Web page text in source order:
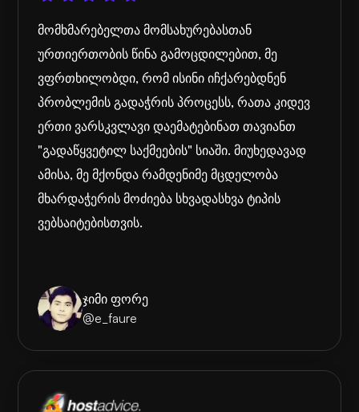
მომხმარებელთა მომსახურებასთან
ურთიერთობის წინა გამოცდილებით, მე
ვფრთხილობდი, რომ ისინი იჩქარებდნენ
პრობლემის გადაჭრის პროცესს, რათა კიდევ
ერთი ვარსკვლავი დაემატებინათ თავიანთ
"გადაწყვეტილ საქმეების" სიაში. მიუხედავად
ამისა, მე მქონდა რამდენიმე მცდელობა
მხარდაჭერის მოძიება სხვადასხვა ტიპის
ვებსაიტებისთვის.
ჯიმი ფორე
@e_faure